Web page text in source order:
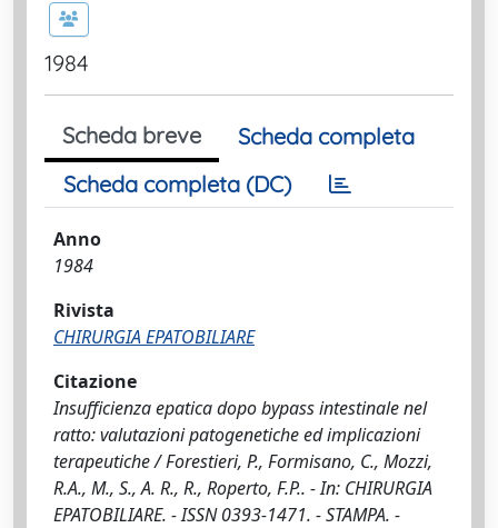
1984
Scheda breve
Scheda completa
Scheda completa (DC)
Anno
1984
Rivista
CHIRURGIA EPATOBILIARE
Citazione
Insufficienza epatica dopo bypass intestinale nel
ratto: valutazioni patogenetiche ed implicazioni
terapeutiche / Forestieri, P., Formisano, C., Mozzi,
R.A., M., S., A. R., R., Roperto, F.P.. - In: CHIRURGIA
EPATOBILIARE. - ISSN 0393-1471. - STAMPA. -